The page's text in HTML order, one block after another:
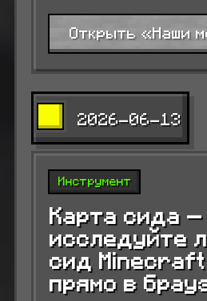
Открыть «Наши
2026-06-13
Инструмент
Карта сида —
исследуйте
сид
прямо в